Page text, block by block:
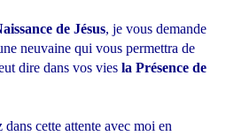
de Jésus, je vous demande
neuvaine qui vous permettra de
dire dans vos vies la Présence de
cette attente avec moi en